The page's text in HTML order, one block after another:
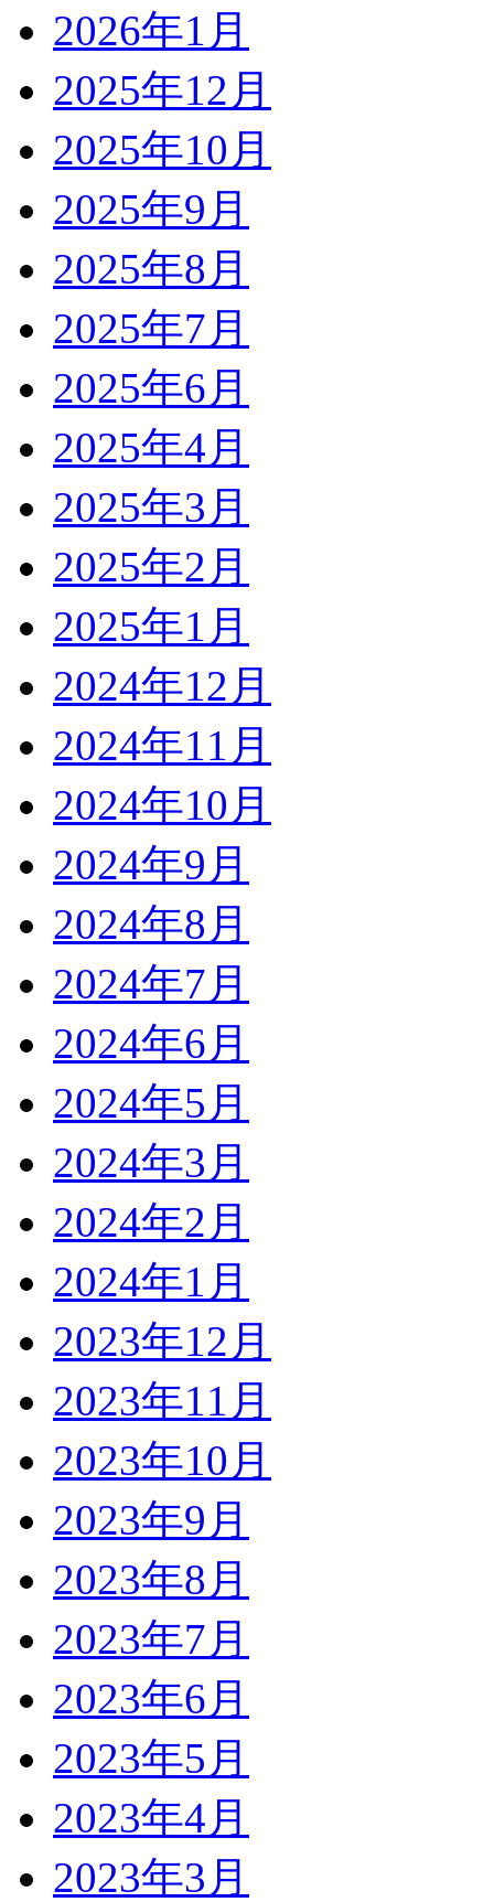
2026年1月
2025年12月
2025年10月
2025年9月
2025年8月
2025年7月
2025年6月
2025年4月
2025年3月
2025年2月
2025年1月
2024年12月
2024年11月
2024年10月
2024年9月
2024年8月
2024年7月
2024年6月
2024年5月
2024年3月
2024年2月
2024年1月
2023年12月
2023年11月
2023年10月
2023年9月
2023年8月
2023年7月
2023年6月
2023年5月
2023年4月
2023年3月